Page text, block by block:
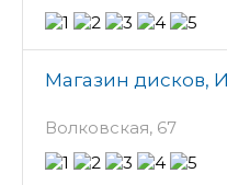
Магазин дисков,
Волковская, 67